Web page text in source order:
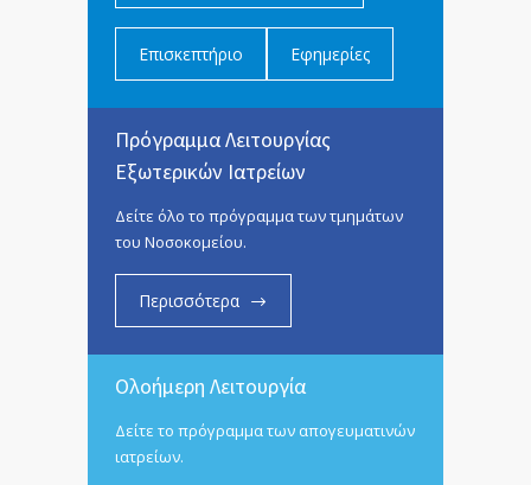
Επισκεπτήριο Εφημερίες
Πρόγραμμα Λειτουργίας
Εξωτερικών Ιατρείων
Δείτε όλο το πρόγραμμα των τμημάτων
του Νοσοκομείου.
Περισσότερα
Ολοήμερη Λειτουργία
Δείτε το πρόγραμμα των απογευματινών
ιατρείων.